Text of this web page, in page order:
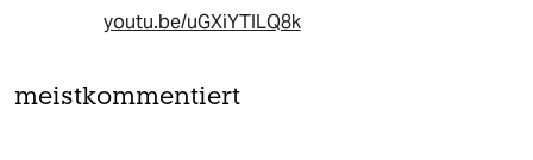
youtu.be/uGXiYTILQ8k
meistkommentiert